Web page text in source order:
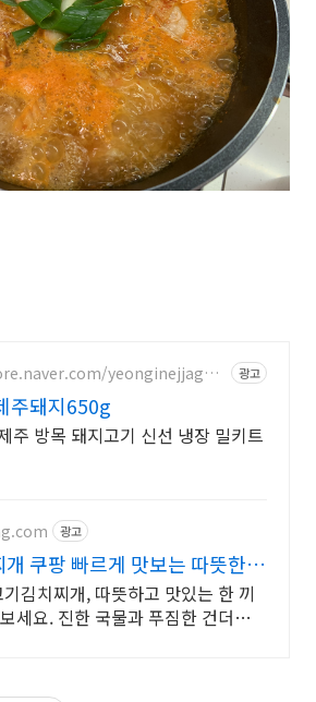
yeonginejjageul
광고
주돼지650g
주 방목 돼지고기 신선 냉장 밀키트
광고
쿠팡 빠르게 맛보는 따뜻한
김치찌개, 따뜻하고 맛있는 한 끼
세요. 진한 국물과 푸짐한 건더기로